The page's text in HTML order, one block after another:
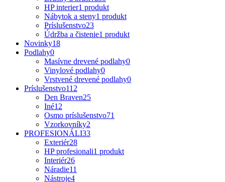
HP interier1 produkt
Nábytok a steny1 produkt
Príslušenstvo23
Údržba a čistenie1 produkt
Novinky18
Podlahy0
Masívne drevené podlahy0
Vinylové podlahy0
Vrstvené drevené podlahy0
Príslušenstvo112
Den Braven25
Iné12
Osmo príslušenstvo71
Vzorkovníky2
PROFESIONÁLI33
Exteriér28
HP profesionali1 produkt
Interiér26
Náradie11
Nástroje4